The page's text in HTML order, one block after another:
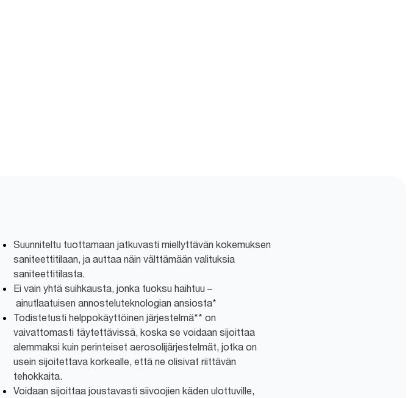
Suunniteltu tuottamaan jatkuvasti miellyttävän kokemuksen
saniteettitilaan, ja auttaa näin välttämään valituksia
saniteettitilasta.
Ei vain yhtä suihkausta, jonka tuoksu haihtuu –
ainutlaatuisen annosteluteknologian ansiosta*
Todistetusti helppokäyttöinen järjestelmä** on
vaivattomasti täytettävissä, koska se voidaan sijoittaa
alemmaksi kuin perinteiset aerosolijärjestelmät, jotka on
usein sijoitettava korkealle, että ne olisivat riittävän
tehokkaita.
Voidaan sijoittaa joustavasti siivoojien käden ulottuville,